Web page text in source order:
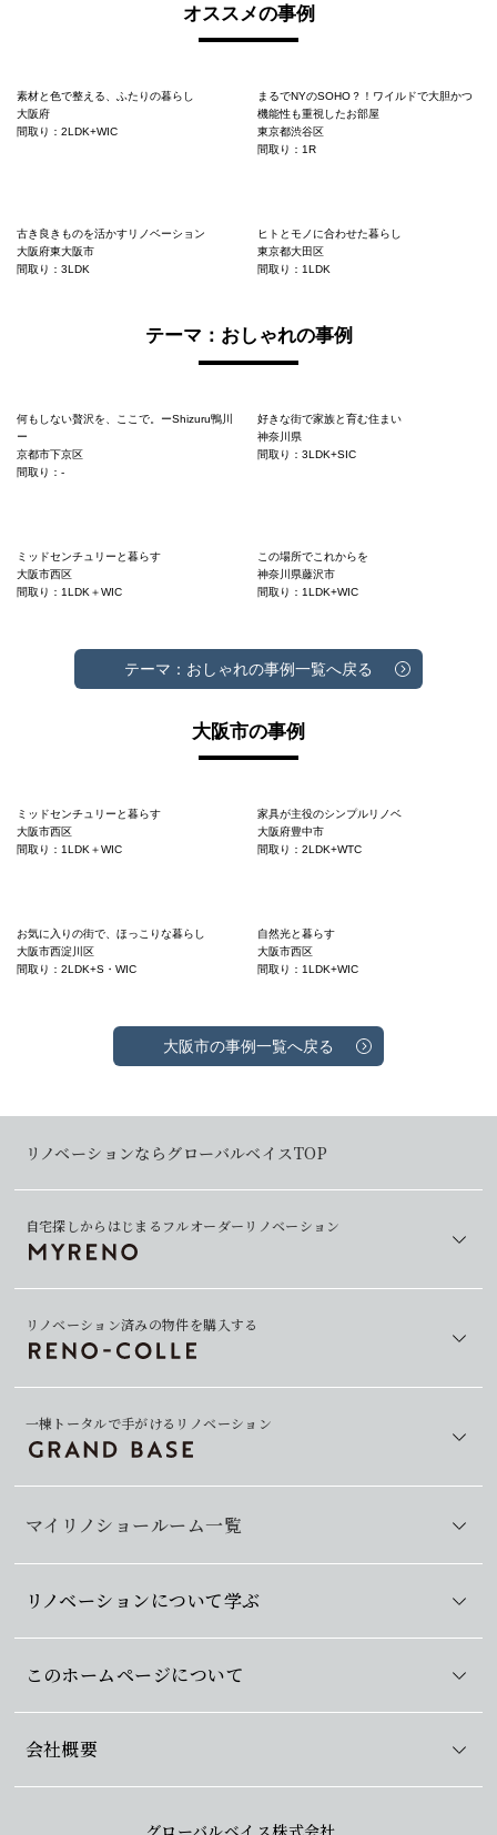
オススメの事例
素材と色で整える、ふたりの暮らし
大阪府
間取り：2LDK+WIC
まるでNYのSOHO？！ワイルドで大胆かつ
機能性も重視したお部屋
東京都渋谷区
間取り：1R
古き良きものを活かすリノベーション
大阪府東大阪市
間取り：3LDK
ヒトとモノに合わせた暮らし
東京都大田区
間取り：1LDK
テーマ：おしゃれの事例
何もしない贅沢を、ここで。ーShizuru鴨川
ー
京都市下京区
間取り：-
好きな街で家族と育む住まい
神奈川県
間取り：3LDK+SIC
ミッドセンチュリーと暮らす
大阪市西区
間取り：1LDK＋WIC
この場所でこれからを
神奈川県藤沢市
間取り：1LDK+WIC
テーマ：おしゃれの事例一覧へ戻る
大阪市の事例
ミッドセンチュリーと暮らす
大阪市西区
間取り：1LDK＋WIC
家具が主役のシンプルリノベ
大阪府豊中市
間取り：2LDK+WTC
お気に入りの街で、ほっこりな暮らし
大阪市西淀川区
間取り：2LDK+S・WIC
自然光と暮らす
大阪市西区
間取り：1LDK+WIC
大阪市の事例一覧へ戻る
リノベーションならグローバルベイスTOP
自宅探しからはじまるフルオーダーリノベーション
マイリノショールーム一覧
リノベーション済みの物件を購入する
一棟トータルで手がけるリノベーション
リノベーションについて学ぶ
このホームページについて
会社概要